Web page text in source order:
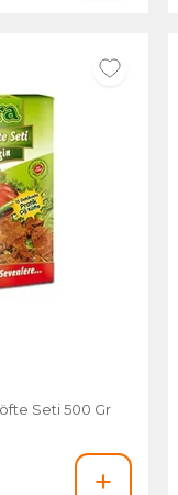
Seti 500 Gr